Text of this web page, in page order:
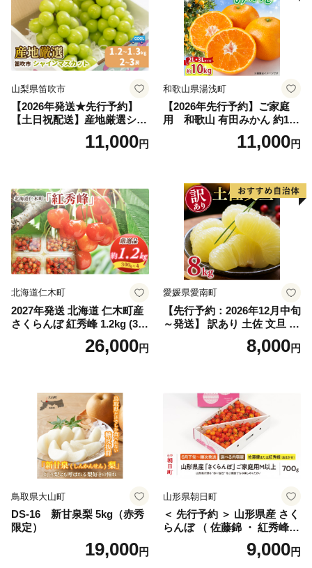
山梨県笛吹市
【2026年発送★先行予約】
【土日祝配送】産地厳選シャ
インマスカット1.2kg～1.3kg
（2房～3房）※沖縄・離島配
笛吹市 山梨県 フルーツ 果物
ぶどう 葡萄 大粒 シャインマ
スカット おすすめ シャイン
マスカット 贈答 ギフト 産地
笛吹市 シャインマスカット
笛吹 葡萄 国産 ぶどう 人気
国産 1.2kg 先行｜
11,000円
和歌山県湯浅町
【2026年先行予約】ご家庭
用 和歌山 有田みかん 約10k
g (2L、3Lサイズ)【湯浅町】
11,000円
北海道仁木町
2027年発送 北海道 仁木町産
さくらんぼ 紅秀峰 1.2kg (300
g×4パック) Lサイズ以上 旬
桜桃 産地直送 サクランボ チ
26,000円
愛媛県愛南町
【先行予約：2026年12月中旬
～発送】 訳あり 土佐 文旦 8k
g (Mサイズ以上サイズミック
ス) 8000円 わけあり ぶんた
産 農家直送 期間限定 特産品
サイズミックス くらもとフ
ァーム 愛南町 愛媛県
8,000円
鳥取県大山町
DS-16 新甘泉梨 5kg（赤秀
限定）
19,000円
山形県朝日町
＜ 先行予約 ＞ 山形県産 さく
らんぼ （ 佐藤錦 ・ 紅秀峰
） ご家庭用 M以上 700g 【20
26年6月下旬から7月上旬発
9,000円